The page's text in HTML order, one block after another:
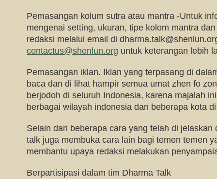
Pemasangan kolum sutra atau mantra -Untuk
mengenai setting, ukuran, tipe kolom mantra
redaksi melalui email di
contactus@shenlun.org untuk keterangan lebih
Pemasangan iklan. Iklan yang terpasang di
baca dan di lihat hampir semua umat zhen fo
berjodoh di seluruh Indonesia, karena majalah
berbagai wilayah indonesia dan beberapa kota
Selain dari beberapa cara yang telah di jelaskan
talk juga membuka cara lain bagi temen temen
membantu upaya redaksi melakukan
Berpartisipasi dalam tim Dharma Talk